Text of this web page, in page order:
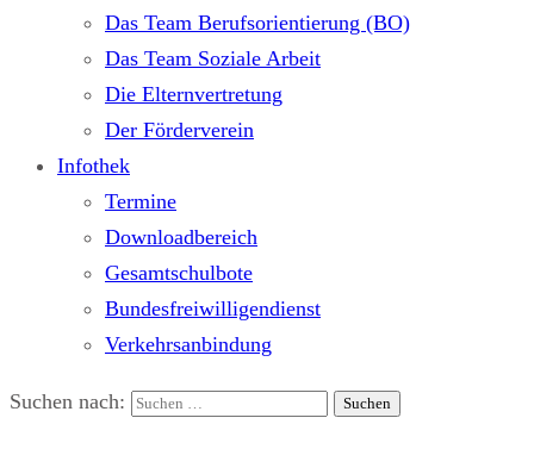
Das Team Berufsorientierung (BO)
Das Team Soziale Arbeit
Die Elternvertretung
Der Förderverein
Infothek
Termine
Downloadbereich
Gesamtschulbote
Bundesfreiwilligendienst
Verkehrsanbindung
Suchen nach: